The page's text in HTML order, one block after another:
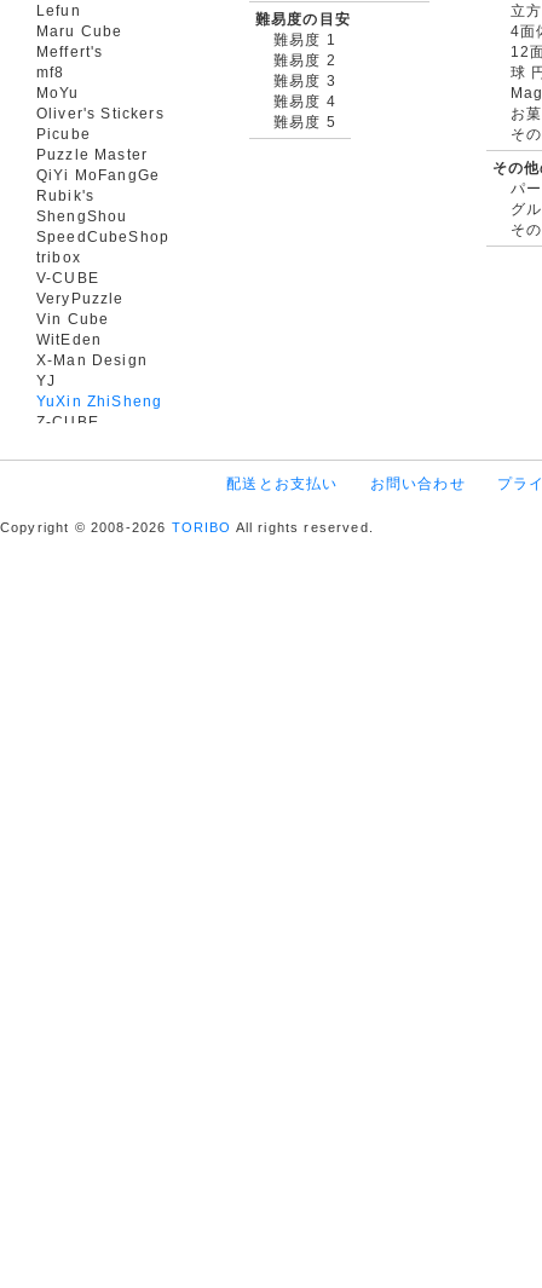
Lefun
Maru Cube
Meffert's
mf8
MoYu
Oliver's Stickers
Picube
Puzzle Master
QiYi MoFangGe
Rubik's
ShengShou
SpeedCubeShop
tribox
V-CUBE
VeryPuzzle
Vin Cube
WitEden
X-Man Design
YJ
YuXin ZhiSheng
Z-CUBE
難易度の目安
難易度 1
難易度 2
難易度 3
難易度 4
難易度 5
立
4面
12
球
お
そ
その
パ
グ
そ
配送とお支払い お問い合わせ プラ
Copyright © 2008-2026 TORIBO All rights reserved.